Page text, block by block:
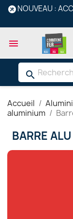
NOUVEAU :

search
Accueil
aluminium
BARRE